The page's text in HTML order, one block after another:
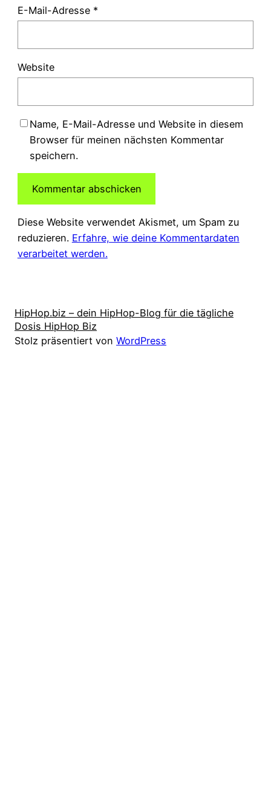
E-Mail-Adresse *
Website
Name, E-Mail-Adresse und Website in diesem
Browser für meinen nächsten Kommentar
speichern.
Diese Website verwendet Akismet, um Spam zu
reduzieren. Erfahre, wie deine Kommentardaten
verarbeitet werden.
HipHop.biz – dein HipHop-Blog für die tägliche
Dosis HipHop Biz
Stolz präsentiert von WordPress